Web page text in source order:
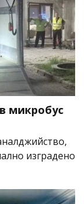
микробус
изградено